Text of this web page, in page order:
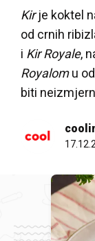
Kirje koktel
od crnih
i Kir Royale,
Royalomu
biti